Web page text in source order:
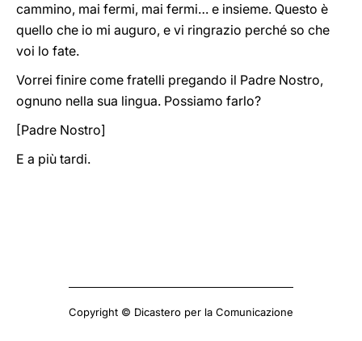
cammino, mai fermi, mai fermi… e insieme. Questo è
quello che io mi auguro, e vi ringrazio perché so che
voi lo fate.
Vorrei finire come fratelli pregando il Padre Nostro,
ognuno nella sua lingua. Possiamo farlo?
[Padre Nostro]
E a più tardi.
Copyright © Dicastero per la Comunicazione